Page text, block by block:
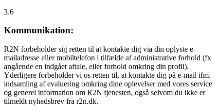
3.6
Kommunikation:
R2N forbeholder sig retten til at kontakte dig via din oplyste e-
mailadresse eller mobiltelefon i tilfælde af administrative forhold (fx
angående en indgået aftale, eller forhold omkring din profil).
Yderligere forbeholder vi os retten til, at kontakte dig på e-mail ifm.
indsamling af evaluering omkring dine oplevelser med vores service
og generel information om R2N tjenesten, også selvom du ikke er
tilmeldt nyhedsbrev fra r2n.dk.